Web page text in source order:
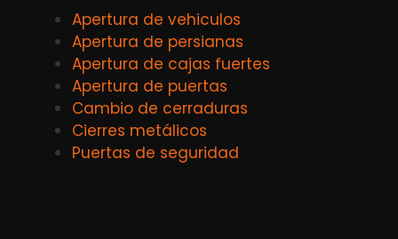
Apertura de vehiculos
Apertura de persianas
Apertura de cajas fuertes
Apertura de puertas
Cambio de cerraduras
Cierres metálicos
Puertas de seguridad